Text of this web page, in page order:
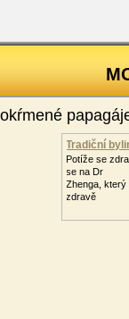
Tradiční
Potíže se
se na Dr
Zhenga,
zdravě